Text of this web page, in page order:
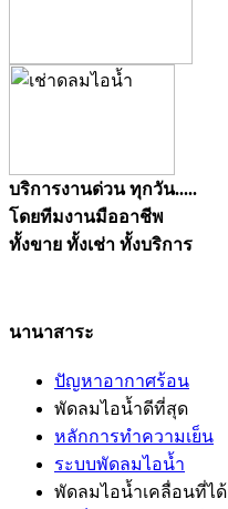
บริการงานด่วน ทุกวัน.....
โดยทีมงานมืออาชีพ
ทั้งขาย ทั้งเช่า ทั้งบริการ
นานาสาระ
ปัญหาอากาศร้อน
พัดลมไอน้ำดีที่สุด
หลักการทำความเย็น
ระบบพัดลมไอน้ำ
พัดลมไอน้ำเคลื่อนที่ได้